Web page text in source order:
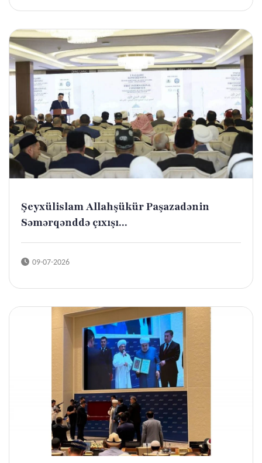
Şeyxülislam Allahşükür Paşazadənin
Səmərqənddə çıxışı...
09-07-2026